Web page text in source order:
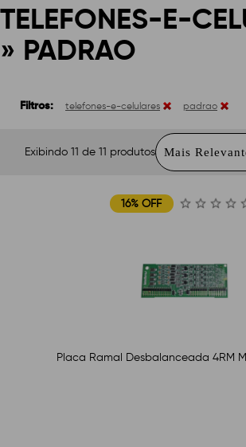
TELEFONES-E-
» PADRAO
Filtros: telefones-e-celulares padrao
Exibindo 11 de 11 produtos
16% OFF
Placa Ramal Desbalanceada 4RM